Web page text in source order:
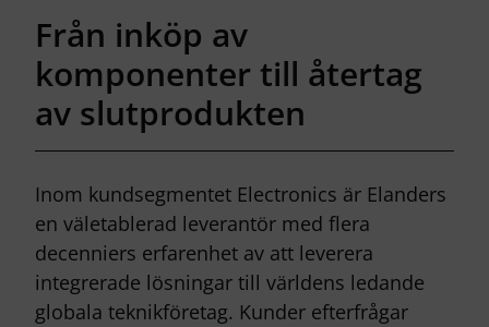
Från inköp av
komponenter till återtag
av slutprodukten
Inom kundsegmentet Electronics är Elanders
en väletablerad leverantör med flera
decenniers erfarenhet av att leverera
integrerade lösningar till världens ledande
globala teknikföretag. Kunder efterfrågar